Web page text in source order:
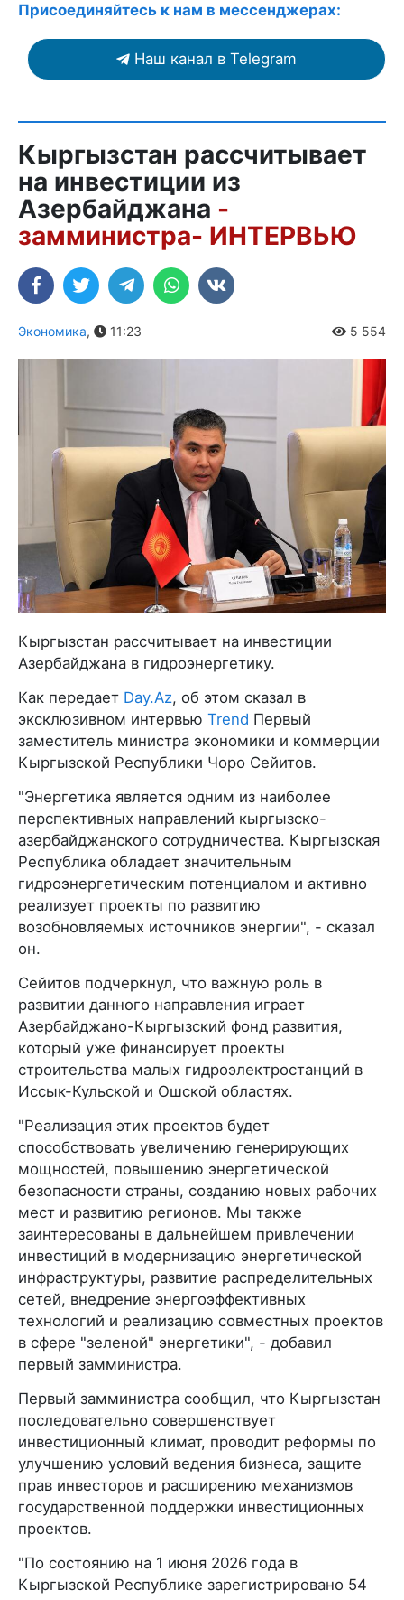
Присоединяйтесь к нам в мессенджерах:
Наш канал в Telegram
Кыргызстан рассчитывает
на инвестиции из
Азербайджана -
замминистра- ИНТЕРВЬЮ
Экономика, 11:23 5 554
Кыргызстан рассчитывает на инвестиции
Азербайджана в гидроэнергетику.
Как передает Day.Az, об этом сказал в
эксклюзивном интервью Trend Первый
заместитель министра экономики и коммерции
Кыргызской Республики Чоро Сейитов.
"Энергетика является одним из наиболее
перспективных направлений кыргызско-
азербайджанского сотрудничества. Кыргызская
Республика обладает значительным
гидроэнергетическим потенциалом и активно
реализует проекты по развитию
возобновляемых источников энергии", - сказал
он.
Сейитов подчеркнул, что важную роль в
развитии данного направления играет
Азербайджано-Кыргызский фонд развития,
который уже финансирует проекты
строительства малых гидроэлектростанций в
Иссык-Кульской и Ошской областях.
"Реализация этих проектов будет
способствовать увеличению генерирующих
мощностей, повышению энергетической
безопасности страны, созданию новых рабочих
мест и развитию регионов. Мы также
заинтересованы в дальнейшем привлечении
инвестиций в модернизацию энергетической
инфраструктуры, развитие распределительных
сетей, внедрение энергоэффективных
технологий и реализацию совместных проектов
в сфере "зеленой" энергетики", - добавил
первый замминистра.
Первый замминистра сообщил, что Кыргызстан
последовательно совершенствует
инвестиционный климат, проводит реформы по
улучшению условий ведения бизнеса, защите
прав инвесторов и расширению механизмов
государственной поддержки инвестиционных
проектов.
"По состоянию на 1 июня 2026 года в
Кыргызской Республике зарегистрировано 54